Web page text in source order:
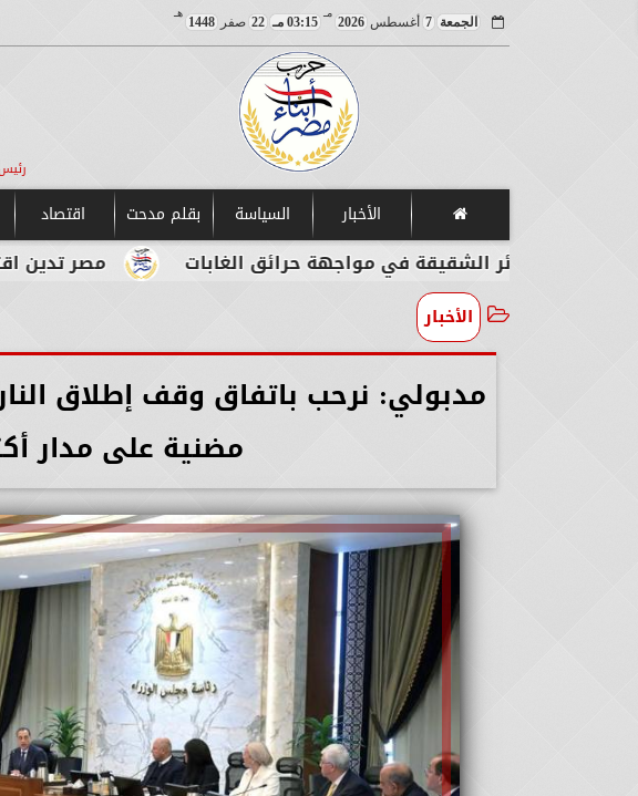
الجمعة 7 أغسطس2026
مـ
03:15 مـ 22 صفر1448
هـ
الأخبار السياسة بقلم مدحت اقتصاد
مصر تدين اقتحام المسجد الشقيقة في مواجهة حرائق الغابات
الأخبار
مدبولي: نرحب باتفاق وقف إطلاق
مضنية على مدار